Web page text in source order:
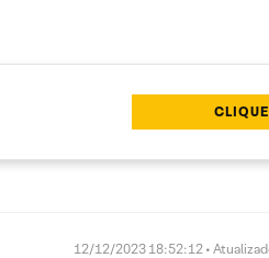
12/12/2023 18:52:12 •